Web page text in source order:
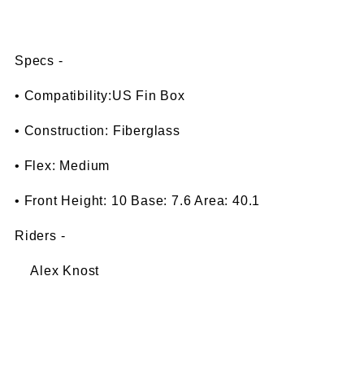
Specs -
• Compatibility:US Fin Box
• Construction: Fiberglass
• Flex: Medium
• Front Height: 10 Base: 7.6 Area: 40.1
Riders -
Alex Knost